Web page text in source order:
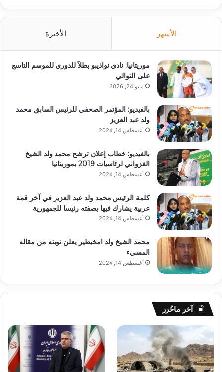
الأشهر الأخيرة
موريتانيا: نادي نواذيبو بطلاً للدوري للموسم التاسع
على التوالي
مايو 24, 2026
بالفيديو: المؤتمر الصحفي للرئيس السابق محمد
ولد عبد العزيز
أغسطس 14, 2024
بالفيديو: خطاب إعلان ترشح محمد ولد الشيخ
الغزواني لرئاسيات 2019 بموريتانيا
أغسطس 14, 2024
كلمة الرئيس محمد ولد عبد العزيز في آخر قمة
عربية يشارك فيها بصفته رئيسا للجمهورية
أغسطس 14, 2024
محمد الشيخ ولد امخيطير يعلن توبته من مقاله
المسيء
أغسطس 14, 2024
آخر ماحُرر